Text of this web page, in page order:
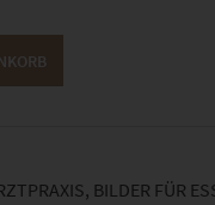
, BILDER FÜR